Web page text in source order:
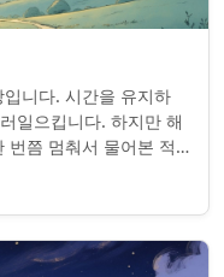
니다. 시간을 유지하
일으킵니다. 하지만 해
번쯤 멈춰서 물어본 적